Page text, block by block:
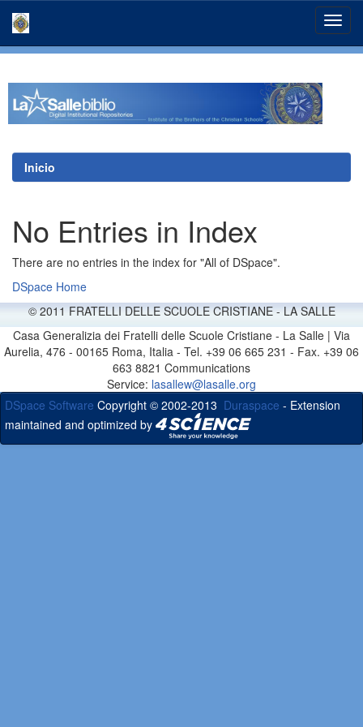
Inicio
No Entries in Index
There are no entries in the index for "All of DSpace".
DSpace Home
© 2011 FRATELLI DELLE SCUOLE CRISTIANE - LA SALLE
Casa Generalizia dei Fratelli delle Scuole Cristiane - La Salle | Via
Aurelia, 476 - 00165 Roma, Italia - Tel. +39 06 665 231 - Fax. +39 06
663 8821 Communications
Service: lasallew@lasalle.org
DSpace Software Copyright © 2002-2013 Duraspace - Extension
maintained and optimized by